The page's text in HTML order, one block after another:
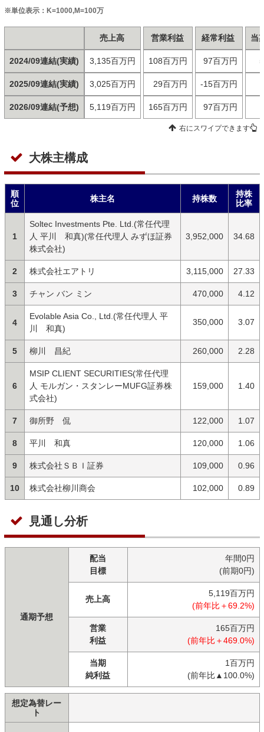
※単位表示：K=1000,M=100万
2024/09連結(実績)
2025/09連結(実績)
2026/09連結(予想)
売上高
3,135百万円
3,025百万円
5,119百万円
営業利益
108百万円
29百万円
165百万円
経常利益
97百万円
-15百万円
97百万円
当
右にスワイプできます
大株主構成
順
位
株主名 持株数
持株
比率
1
Soltec Investments Pte. Ltd.(常任代理
人 平川 和真)(常任代理人 みずほ証券
株式会社)
3,952,000 34.68
2 株式会社エアトリ 3,115,000 27.33
3 チャン バン ミン 470,000 4.12
4
Evolable Asia Co., Ltd.(常任代理人 平
川 和真)
350,000 3.07
5 柳川 昌紀 260,000 2.28
6
MSIP CLIENT SECURITIES(常任代理
人 モルガン・スタンレーMUFG証券株
式会社)
159,000 1.40
7 御所野 侃 122,000 1.07
8 平川 和真 120,000 1.06
9 株式会社ＳＢＩ証券 109,000 0.96
10 株式会社柳川商会 102,000 0.89
見通し分析
通期予想
配当
目標
年間0円
(前期0円)
売上高
5,119百万円
(前年比＋69.2%)
営業
利益
165百万円
(前年比＋469.0%)
当期
純利益
1百万円
(前年比▲100.0%)
想定為替レー
ト